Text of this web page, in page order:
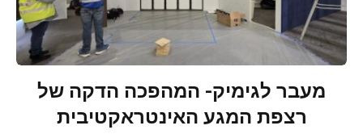
מעבר לגימיק- המהפכה הדקה של
רצפת המגע האינטראקטיבית